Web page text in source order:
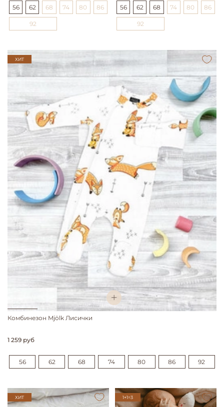
56 62 68 74 80 86
92
56 62 68 74 80 86
92
ХИТ
Комбинезон Mjölk Лисички
1 259 руб
56 62 68 74 80 86 92
ХИТ 1+1=3